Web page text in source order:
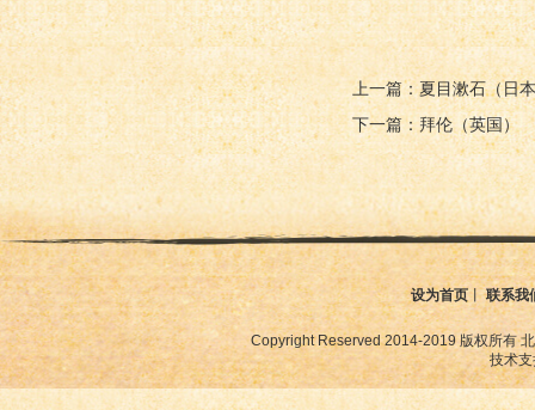
上一篇：夏目漱石（日
下一篇：拜伦（英国）
设为首页丨联系我
Copyright Reserved 2014-2019 版权所有
技术